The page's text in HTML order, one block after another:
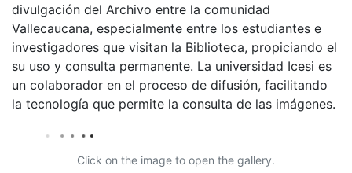
divulgación del Archivo entre la comunidad
Vallecaucana, especialmente entre los estudiantes e
investigadores que visitan la Biblioteca, propiciando el
su uso y consulta permanente. La universidad Icesi es
un colaborador en el proceso de difusión, facilitando
la tecnología que permite la consulta de las imágenes.
Click on the image to open the gallery.